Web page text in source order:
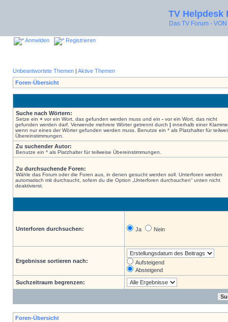
TV Helpdesk
Das TV Forum -
Anmelden Registrieren
Unbeantwortete Themen | Aktive Themen
Foren-Übersicht
Suche nach Wörtern:
Setze ein + vor ein Wort, das gefunden werden muss und ein - vor ein Wort, das nicht
gefunden werden darf. Verwende mehrere Wörter getrennt durch | innerhalb einer
wenn nur eines der Wörter gefunden werden muss. Benutze ein * als Platzhalter für
Übereinstimmungen.
Zu suchender Autor:
Benutze ein * als Platzhalter für teilweise Übereinstimmungen.
Zu durchsuchende Foren:
Wähle das Forum oder die Foren aus, in denen gesucht werden soll. Unterforen werden
automatisch mit durchsucht, sofern du die Option „Unterforen durchsuchen“ unten nicht
deaktivierst.
Unterforen durchsuchen: Ja Nein
Ergebnisse sortieren nach:
Aufsteigend
Absteigend
Suchzeitraum begrenzen:
Foren-Übersicht